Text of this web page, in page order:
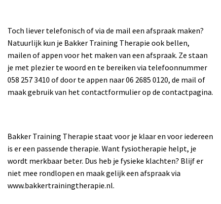
Toch liever telefonisch of via de mail een afspraak maken?
Natuurlijk kun je Bakker Training Therapie ook bellen,
mailen of appen voor het maken van een afspraak. Ze staan
je met plezier te woord en te bereiken via telefoonnummer
058 257 3410 of door te appen naar 06 2685 0120, de mail of
maak gebruik van het contactformulier op de contactpagina.
Bakker Training Therapie staat voor je klaar en voor iedereen
is er een passende therapie. Want fysiotherapie helpt, je
wordt merkbaar beter. Dus heb je fysieke klachten? Blijf er
niet mee rondlopen en maak gelijk een afspraak via
www.bakkertrainingtherapie.nl.